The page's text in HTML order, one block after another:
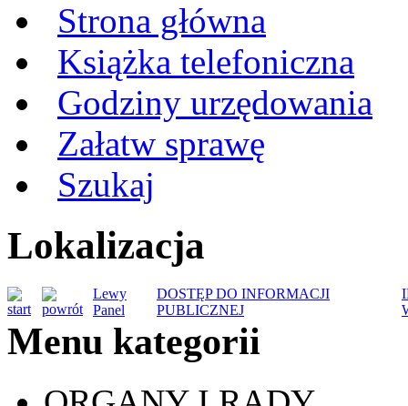
Strona główna
Książka telefoniczna
Godziny urzędowania
Załatw sprawę
Szukaj
Lokalizacja
Lewy
Panel
DOSTĘP DO INFORMACJI
PUBLICZNEJ
Menu kategorii